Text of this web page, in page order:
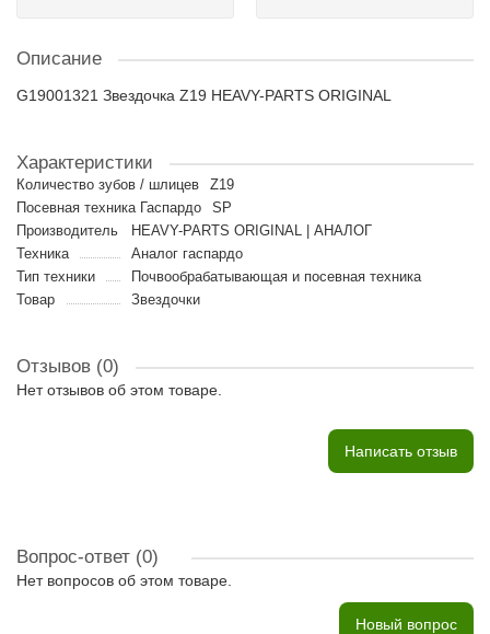
Описание
G19001321 Звездочка Z19 HEAVY-PARTS ORIGINAL
Характеристики
Количество зубов / шлицев
Z19
Посевная техника Гаспардо
SP
Производитель
HEAVY-PARTS ORIGINAL | АНАЛОГ
Техника
Аналог гаспардо
Тип техники
Почвообрабатывающая и посевная техника
Товар
Звездочки
Отзывов (0)
Нет отзывов об этом товаре.
Написать отзыв
Вопрос-ответ (0)
Нет вопросов об этом товаре.
Новый вопрос